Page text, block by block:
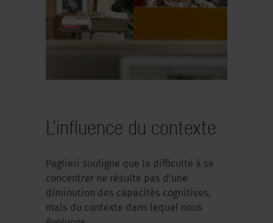
L’influence du contexte
Paglieri souligne que la difficulté à se
concentrer ne résulte pas d’une
diminution des capacités cognitives,
mais du contexte dans lequel nous